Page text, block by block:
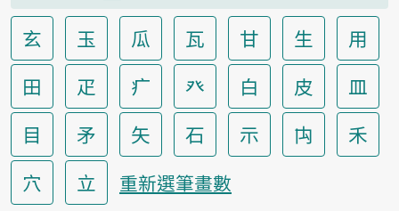
玄 玉 瓜 瓦 甘 生
用
田
疋 疒 癶 白 皮
皿
目
矛 矢 石 示 禸
禾
穴
立 重新選筆畫數